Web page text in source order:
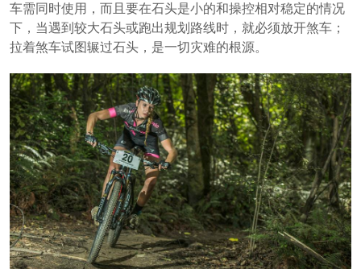
车需同时使用，而且要在石头是小的和操控相对稳定的情况
下，当遇到较大石头或跑出规划路线时，就必须放开煞车；
拉着煞车试图辗过石头，是一切灾难的根源。